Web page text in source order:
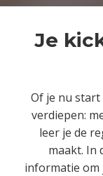
Je
Of je nu
verdiepen:
leer je de
maakt. In
informatie om